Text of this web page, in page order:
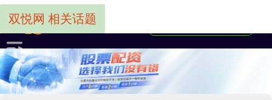
双悦网 相关话题